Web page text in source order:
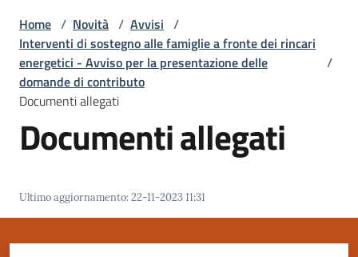
Amministrazione
Novità
Menu selezionato
Home / Novità / Avvisi /
Interventi di sostegno alle famiglie a fronte dei rincari
energetici - Avviso per la presentazione delle
domande di contributo
/
Documenti allegati
Documenti allegati
Ultimo aggiornamento:22-11-2023 11:31